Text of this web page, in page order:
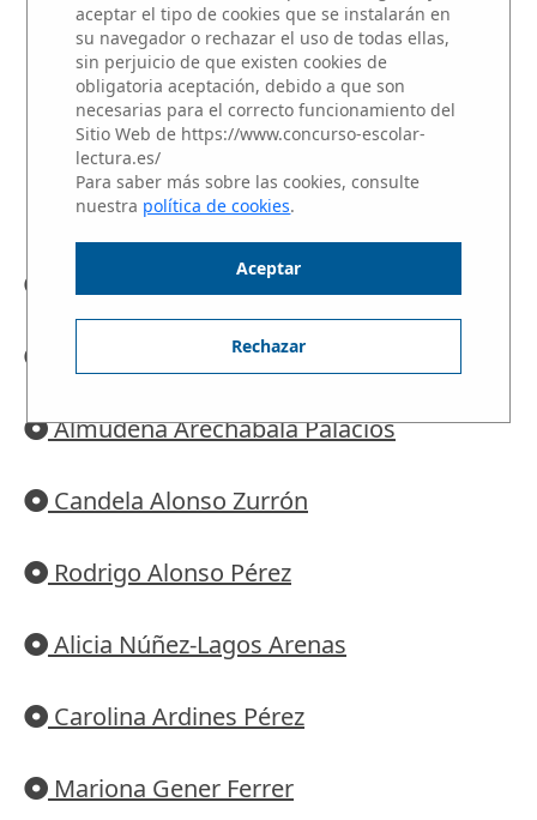
Participantes del centros educativo
SAN IGNACIO DE LOYOLA
NIVEL 3: Alumnos de 1 y 2 de
BACHILLERATO
Haz clic sobre el nombre del alumno para
escuchar su Microrrelato.
Julia Téllez Aguilar
Mía-Carla González Fernández
Almudena Arechabala Palacios
Candela Alonso Zurrón
Rodrigo Alonso Pérez
Alicia Núñez-Lagos Arenas
Carolina Ardines Pérez
Mariona Gener Ferrer
aceptar el tipo de cookies que se instalarán en
su navegador o rechazar el uso de todas ellas,
sin perjuicio de que existen cookies de
obligatoria aceptación, debido a que son
necesarias para el correcto funcionamiento del
Sitio Web de https://www.concurso-escolar-
lectura.es/
Para saber más sobre las cookies, consulte
nuestra política de cookies.
Aceptar
Rechazar